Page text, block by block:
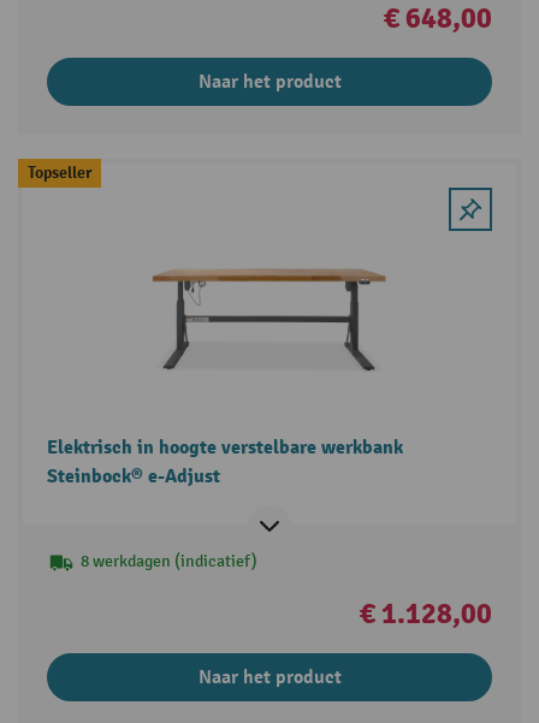
€ 648,00
Naar het product
Topseller
Elektrisch in hoogte verstelbare werkbank
Steinbock® e-Adjust
8 werkdagen (indicatief)
€ 1.128,00
Naar het product